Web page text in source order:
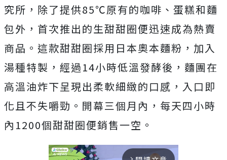
究所，除了提供85℃原有的咖啡、蛋糕和麵
包外，首次推出的生甜甜圈便迅速成為熱賣
商品。這款甜甜圈採用日本奧本麵粉，加入
湯種特製，經過14小時低溫發酵後，麵團在
高溫油炸下呈現出柔軟細緻的口感，入口即
化且不失嚼勁。開幕三個月內，每天四小時
內1200個甜甜圈便銷售一空。